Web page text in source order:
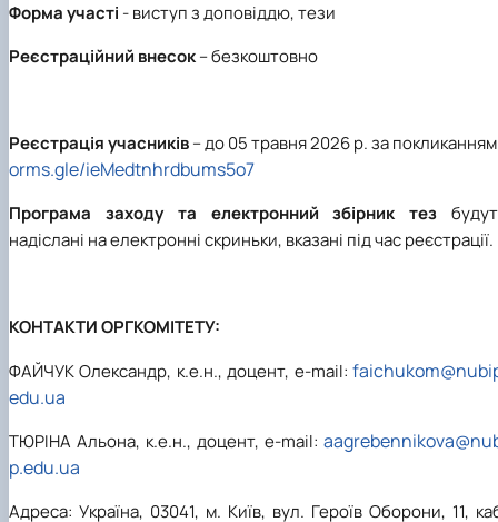
Форма участі - виступ з доповіддю, тези
Реєстраційний внесок– безкоштовно
Реєстрація учасників– до 05 травня 2026 р. за
orms.gle/ieMedtnhrdbums5o7
Програма заходу та електронний збірник тез
надіслані на електронні скриньки, вказані під час реєстрації.
КОНТАКТИ ОРГКОМІТЕТУ:
ФАЙЧУК Олександр, к.е.н., доцент, e-mail:
edu.ua
ТЮРІНА Альона, к.е.н., доцент, e-mail:
p.edu.ua
Адреса: Україна, 03041, м. Київ, вул. Героїв Оборони, 11,